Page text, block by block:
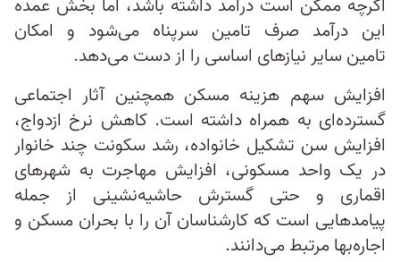
اگرچه ممکن است درآمد داشته باشد، اما بخش عمده
این درآمد صرف تامین سرپناه می‌شود و امکان
تامین سایر نیازهای اساسی را از دست می‌دهد.
افزایش سهم هزینه مسکن همچنین آثار اجتماعی
گسترده‌ای به همراه داشته است. کاهش نرخ ازدواج،
افزایش سن تشکیل خانواده، رشد سکونت چند خانوار
در یک واحد مسکونی، افزایش مهاجرت به شهرهای
اقماری و حتی گسترش حاشیه‌نشینی از جمله
پیامدهایی است که کارشناسان آن را با بحران مسکن و
اجاره‌بها مرتبط می‌دانند.